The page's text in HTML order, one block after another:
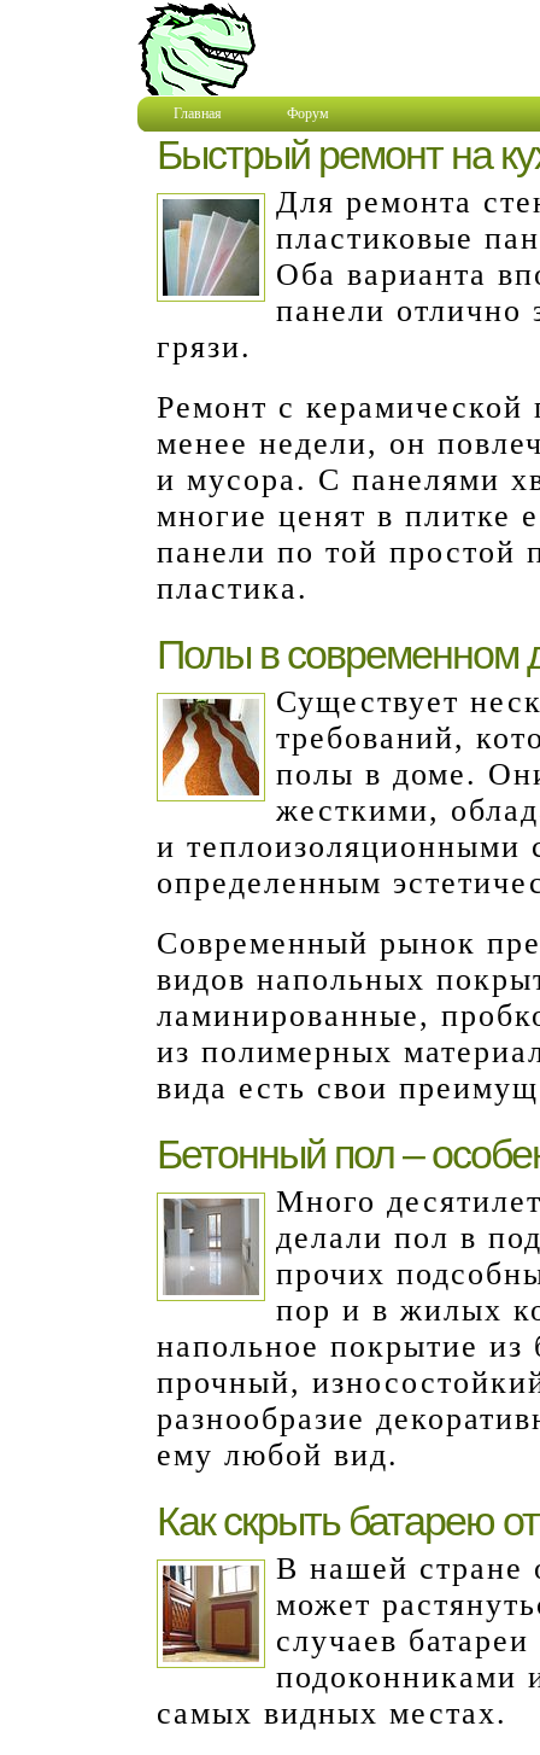
Главная Форум
Быстрый ремонт на
Для ремонта
пластиковые
Оба варианта
панели
грязи.
Ремонт с керамической
менее недели, он
и мусора. С панелями
многие ценят в плитке
панели по той простой
пластика.
Полы в современном
Существует
требований,
полы в доме.
жесткими,
и теплоизоляционными
определенным
Современный рынок
видов напольных
ламинированные,
из полимерных
вида есть свои
Бетонный пол –
Много
делали пол в
прочих
пор и в жилых
напольное покрытие
прочный,
разнообразие
ему любой вид.
Как скрыть батарею
В нашей стране
может
случаев
подоконниками
самых видных местах.